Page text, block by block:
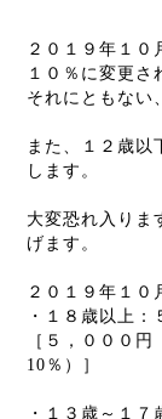
２０１９年１０
１０％に変更さ
それにともない
また、１２歳以
します。
大変恐れ入りま
げます。
２０１９年１０
・１８歳以上：
［５，０００円
10 ％）
・１３歳～１７